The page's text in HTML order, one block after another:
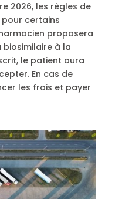
2026, les règles de
certains
proposera
à la
le patient aura
En cas de
les frais et payer